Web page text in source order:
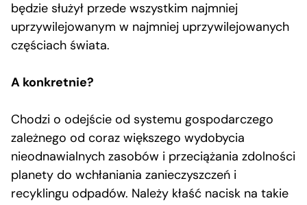
będzie służył przede wszystkim najmniej
uprzywilejowanym w najmniej uprzywilejowanych
częściach świata.
A konkretnie?
Chodzi o odejście od systemu gospodarczego
zależnego od coraz większego wydobycia
nieodnawialnych zasobów i przeciążania zdolności
planety do wchłaniania zanieczyszczeń i
recyklingu odpadów. Należy kłaść nacisk na takie